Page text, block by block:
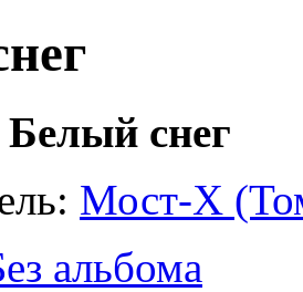
Белый снег
Мост-Х
альбома